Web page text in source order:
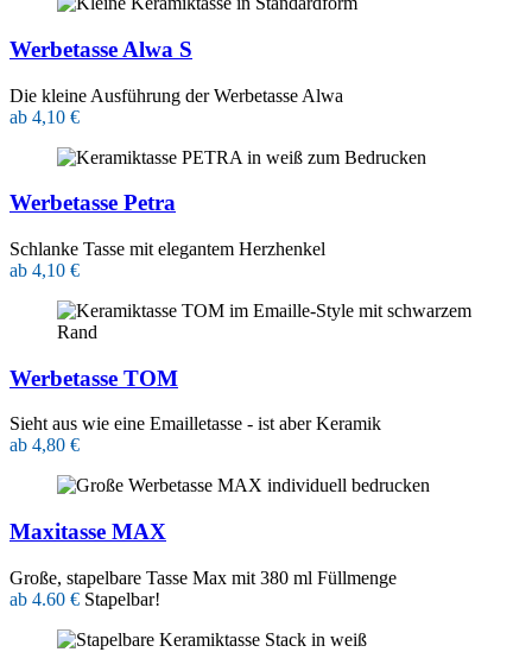
Werbetasse Alwa S
Die kleine Ausführung der Werbetasse Alwa
ab 4,10 €
Werbetasse Petra
Schlanke Tasse mit elegantem Herzhenkel
ab 4,10 €
Werbetasse TOM
Sieht aus wie eine Emailletasse - ist aber Keramik
ab 4,80 €
Maxitasse MAX
Große, stapelbare Tasse Max mit 380 ml Füllmenge
ab 4.60 € Stapelbar!